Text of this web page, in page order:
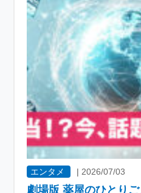
エンタメ | 2026/07/03
劇場版 薬屋のひとり